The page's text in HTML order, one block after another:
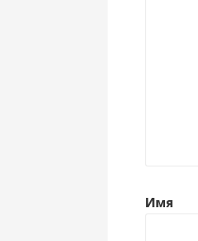
Имя